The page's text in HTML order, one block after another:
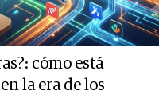
cómo está
la era de los